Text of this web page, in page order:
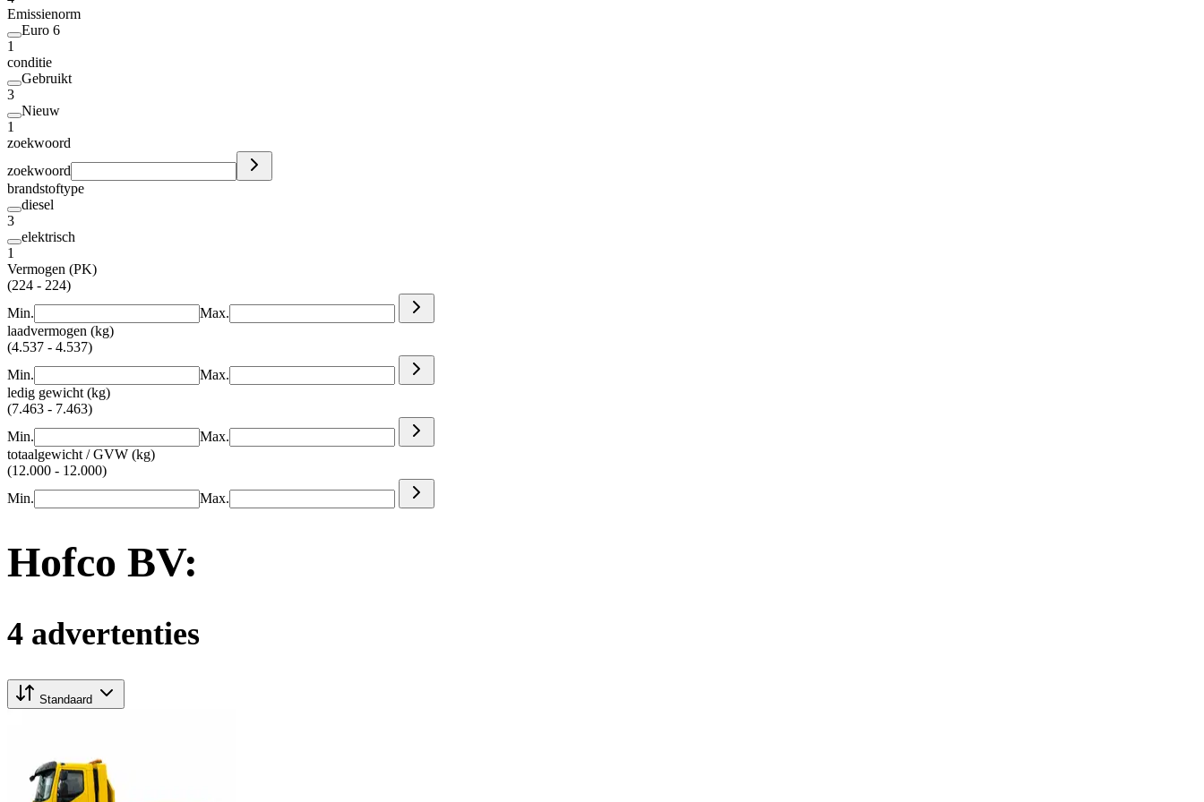
Emissienorm
Euro 6
1
conditie
Gebruikt
3
Nieuw
1
zoekwoord
zoekwoord
brandstoftype
diesel
3
elektrisch
1
Vermogen (PK)
(224 - 224)
Min.
Max.
laadvermogen (kg)
(4.537 - 4.537)
Min.
Max.
ledig gewicht (kg)
(7.463 - 7.463)
Min.
Max.
totaalgewicht / GVW (kg)
(12.000 - 12.000)
Min.
Max.
Hofco BV:
4 advertenties
Standaard